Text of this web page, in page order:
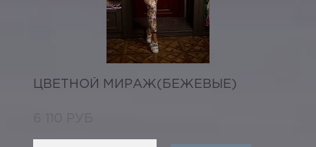
ЦВЕТНОЙ МИРАЖ(БЕЖЕВЫЕ)
6 110 РУБ